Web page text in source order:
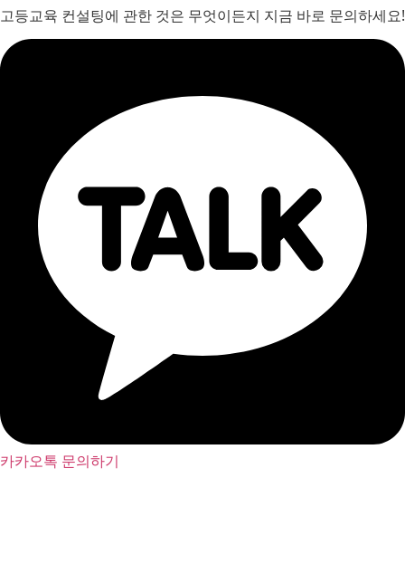
고등교육 컨설팅에 관한 것은 무엇이든지 지금 바로 문의하세요!
카카오톡 문의하기